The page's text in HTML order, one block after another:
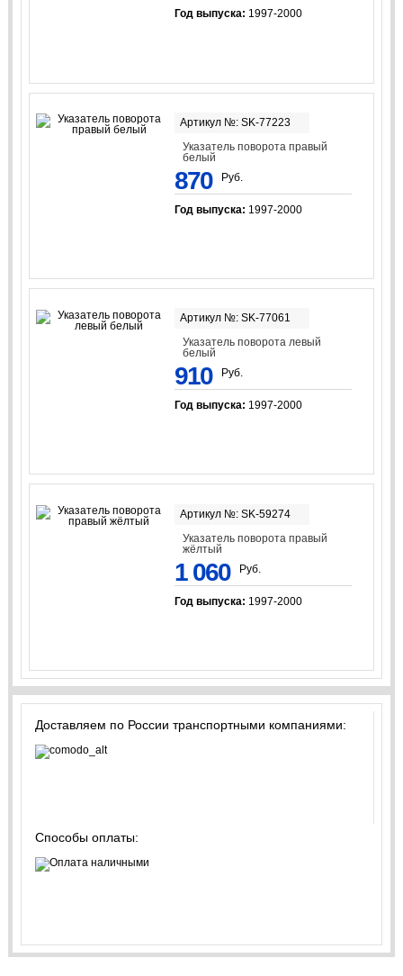
Год выпуска: 1997-2000
Артикул №: SK-77223
Указатель поворота правый
белый
870 Руб.
Год выпуска: 1997-2000
Артикул №: SK-77061
Указатель поворота левый
белый
910 Руб.
Год выпуска: 1997-2000
Артикул №: SK-59274
Указатель поворота правый
жёлтый
1 060 Руб.
Год выпуска: 1997-2000
Доставляем по России транспортными компаниями:
Способы оплаты: